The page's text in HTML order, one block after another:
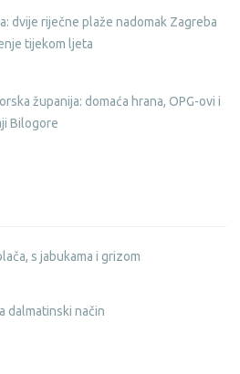
dvije riječne plaže nadomak Zagreba
tijekom ljeta
županija: domaća hrana, OPG-ovi i
Bilogore
s jabukama i grizom
dalmatinski način